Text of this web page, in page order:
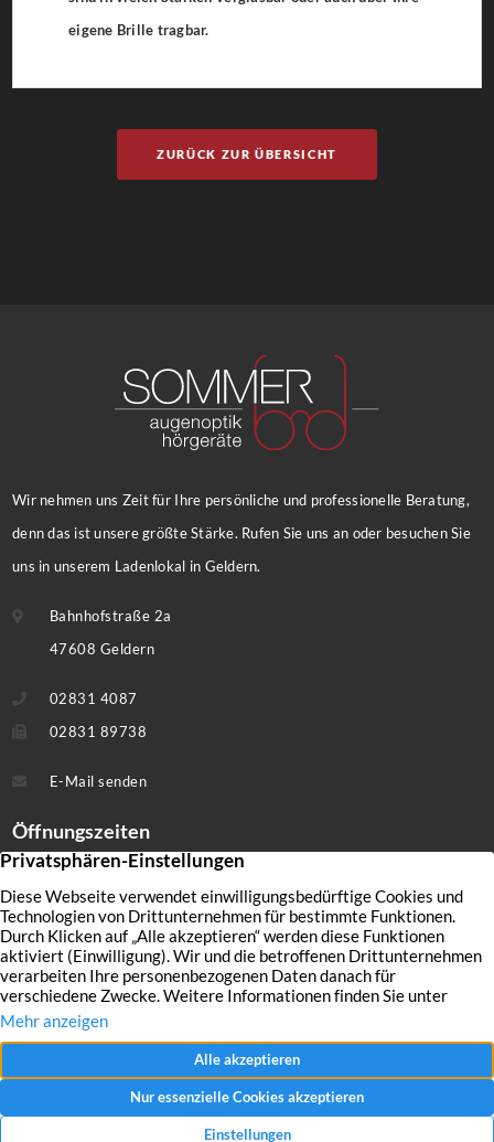
eigene Brille tragbar.
ZURÜCK ZUR ÜBERSICHT
Wir nehmen uns Zeit für Ihre persönliche und professionelle Beratung,
denn das ist unsere größte Stärke. Rufen Sie uns an oder besuchen Sie
uns in unserem Ladenlokal in Geldern.
Bahnhofstraße 2a
47608 Geldern
02831 4087
02831 89738
E-Mail senden
Öffnungszeiten
Samstag:
10:00 Uhr – 14:00 Uhr
Gerne vereinbaren wir auch außerhalb unserer Geschäftszeiten einen
individuellen Termin mit Ihnen.
Produktpalette
Angebote
Unsere Leistungen
Kontakt